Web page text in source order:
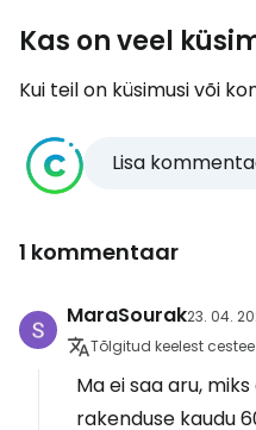
Kas on veel
Kui teil on küsimusi või
Lisa
1 kommentaar
MaraSourak23. 04.
Tõlgitud keelest
Ma ei saa aru,
rakenduse kaudu